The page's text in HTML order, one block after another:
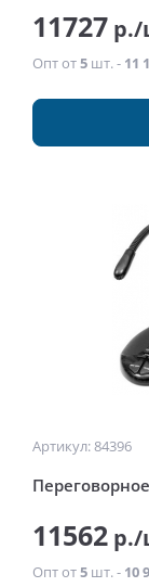
11727
Опт от5 шт. - 11
Артикул: 84396
11562
Опт от5 шт. - 10